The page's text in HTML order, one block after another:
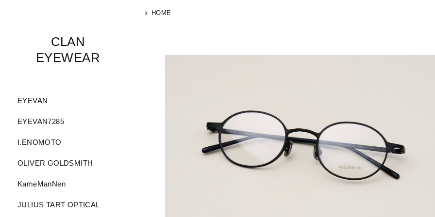
CLAN
EYEWEAR
EYEVAN
EYEVAN7285
I.ENOMOTO
OLIVER GOLDSMITH
KameManNen
JULIUS TART OPTICAL
HOME